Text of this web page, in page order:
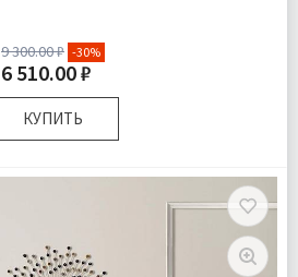
9 300.00 ₽ -30%
6 510.00 ₽
КУПИТЬ
Пододеяльник 1 шт Простыня 1 шт
Наволочки 2 шт
Ранфорс
Бесплатно